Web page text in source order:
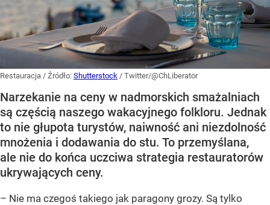
Restauracja / Źródło: Shutterstock / Twitter/@ChLiberator
Narzekanie na ceny w nadmorskich smażalniach
są częścią naszego wakacyjnego folkloru. Jednak
to nie głupota turystów, naiwność ani niezdolność
mnożenia i dodawania do stu. To przemyślana,
ale nie do końca uczciwa strategia restauratorów
ukrywających ceny.
– Nie ma czegoś takiego jak paragony grozy. Są tylko